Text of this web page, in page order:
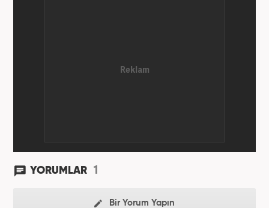
YORUMLAR 1
Bir Yorum Yapın